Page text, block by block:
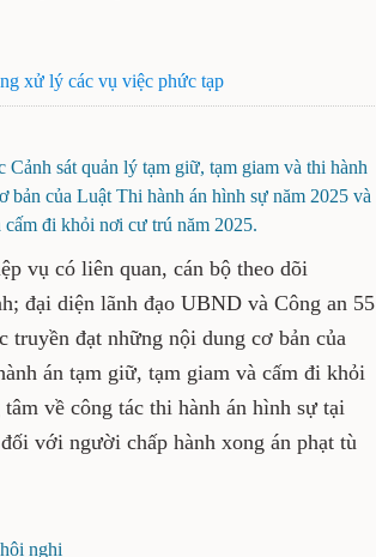
xử lý các vụ việc phức tạp
sát quản lý tạm giữ, tạm giam và thi hành
của Luật Thi hành án hình sự năm 2025 và
đi khỏi nơi cư trú năm 2025.
vụ có liên quan, cán bộ theo dõi
đại diện lãnh đạo UBND và Công an 55
đạt những nội dung cơ bản của
án tạm giữ, tạm giam và cấm đi khỏi
về công tác thi hành án hình sự tại
với người chấp hành xong án phạt tù
nghị